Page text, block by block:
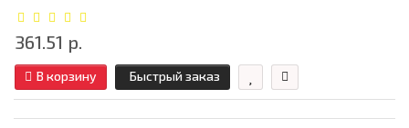
361.51 р.
В корзину Быстрый заказ